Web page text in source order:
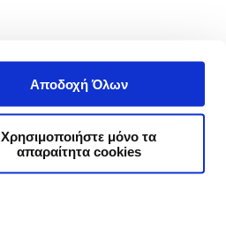
Αποδοχή Όλων
Χρησιμοποιήστε μόνο τα
απαραίτητα cookies